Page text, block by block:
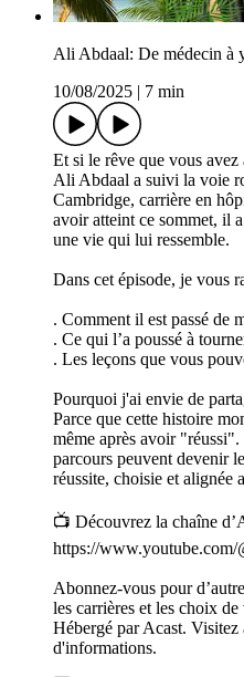
Ali Abdaal: De médecin à
10/08/2025
7 min
Et si le rêve que vous
Ali Abdaal a suivi la voie
Cambridge, carrière en
avoir atteint ce sommet, il
une vie qui lui ressemble.
Dans cet épisode, je vous
. Comment il est passé de
. Ce qui l’a poussé à
. Les leçons que vous
Pourquoi j'ai envie de
Parce que cette histoire
même après avoir
parcours peuvent devenir
réussite, choisie et alignée
📺 Découvrez la chaîne
https://www.youtube.com/
Abonnez-vous pour
les carrières et les choix de
Hébergé par Acast.
d'informations.